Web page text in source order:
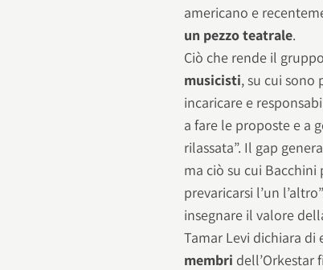
americano e
un pezzo teatrale.
Ciò che rende il
musicisti, su cui
incaricare e
a fare le proposte e a
rilassata”. Il gap
ma ciò su cui Bacchini
prevaricarsi l’un
insegnare il valore
Tamar Levi dichiara di
membri dell’Orkestar